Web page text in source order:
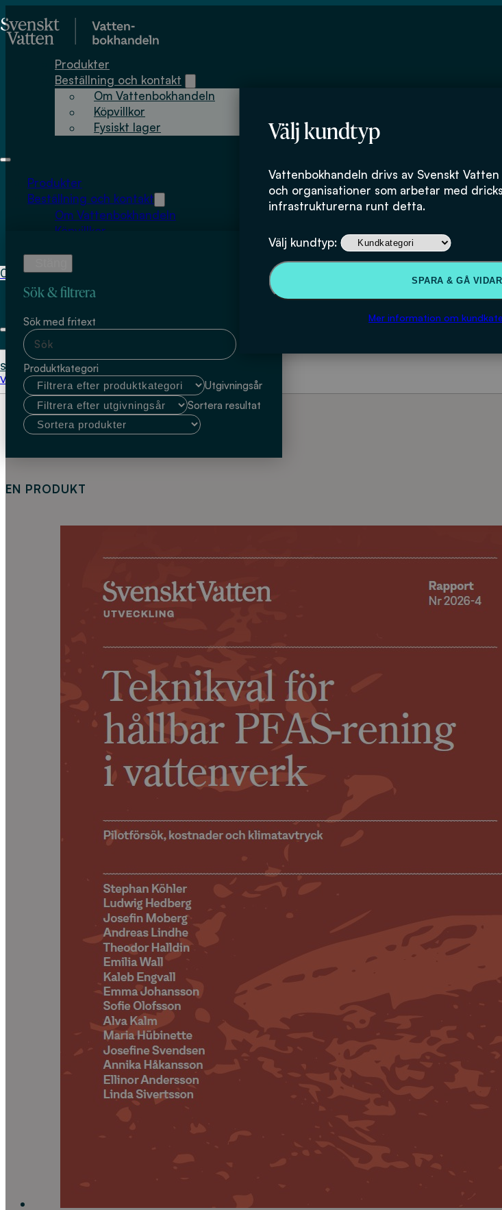
Välj kundtyp
Vattenbokhandeln drivs av Svenskt
och organisationer som arbetar med
infrastrukturerna runt detta.
Välj kundtyp:
SPARA & GÅ
Mer information om
Produkter
Beställning och kontakt
Om Vattenbokhandeln
Köpvillkor
Fysiskt lager
Produkter
Beställning och kontakt
Om Vattenbokhandeln
Köpvillkor
0
kr
Inga produkter i varukorgen.
Start Ludwig Hedberg
Välj kundtyp
Ludwig Hedberg
Sök & filtrera
Sök med fritext
Produktkategori
Utgivningsår
Sortera resultat
EN PRODUKT